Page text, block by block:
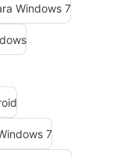
Windows 7
7